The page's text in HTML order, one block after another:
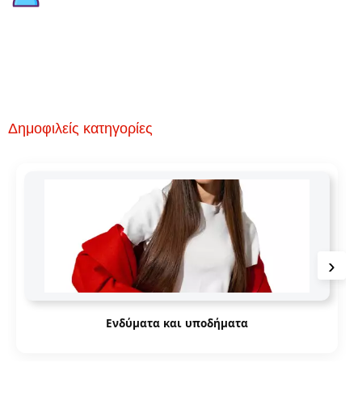
Δημοφιλείς κατηγορίες
Ενδύματα και υποδήματα
›